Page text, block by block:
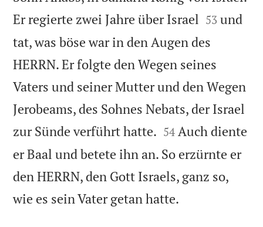
Er regierte zwei Jahre über Israel 

53 und
tat, was böse war in den Augen des
HERRN. Er folgte den Wegen seines
Vaters und seiner Mutter und den Wegen
Jerobeams, des Sohnes Nebats, der Israel
zur Sünde verführt hatte. 

54 Auch diente
er Baal und betete ihn an. So erzürnte er
den HERRN, den Gott Israels, ganz so,
wie es sein Vater getan hatte.